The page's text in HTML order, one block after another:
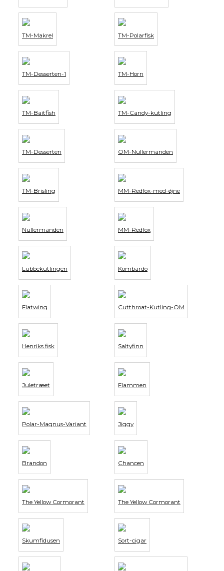
TM-Makrel TM-Polarfisk
TM-Desserten-1 TM-Horn
TM-Baitfish TM-Candy-kutling
TM-Desserten OM-Nullermanden
TM-Brisling MM-Redfox-med-øjne
Nullermanden MM-Redfox
Lubbekutlingen Kombardo
Flatwing Cutthroat-Kutling-OM
Henriks fisk Saltyfinn
Juletræet Flammen
Polar-Magnus-Variant Jiggy
Brandon Chancen
The Yellow Cormorant The Yellow Cormorant
Skumfidusen Sort-cigar